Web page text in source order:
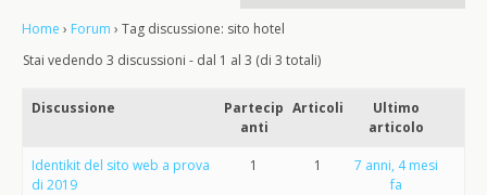
Home › Forum › Tag discussione: sito hotel
Stai vedendo 3 discussioni - dal 1 al 3 (di 3 totali)
Discussione
Partecip
anti
Articoli
Ultimo
articolo
Identikit del sito web a prova
di 2019
1 1
7 anni, 4 mesi
fa